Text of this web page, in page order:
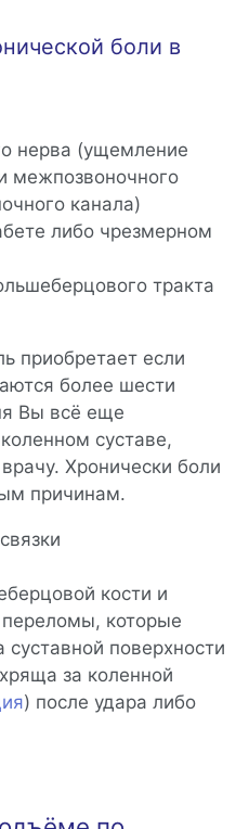
боли в
нерва (ущемление
межпозвоночного
канала)
либо чрезмерном
тракта
приобретает если
более шести
Вы всё еще
суставе,
Хронически боли
причинам.
кости и
которые
поверхности
за коленной
) после удара либо